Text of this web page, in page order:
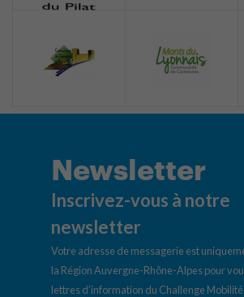
Newsletter
Inscrivez-vous à notre
newsletter
Votre adresse de messagerie est
la Région Auvergne-Rhône-Alpes pour
lettres d’information du Challenge